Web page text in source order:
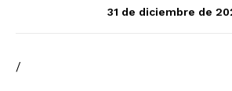
31 de diciembre de
/